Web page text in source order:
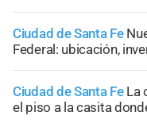
Ciudad de Santa Fe
Federal: ubicación,
Ciudad de Santa Fe La
el piso a la casita